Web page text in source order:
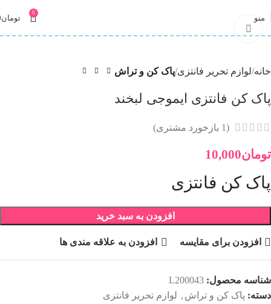
منو
0
تومان
خانه لوازم تحریر فانتزی پاک کن و تراش
پاک کن فانتزی ایموجی لبخند
(
1 بازخورد مشتری)
تومان10,000
پاک کن فانتزی
افزودن به سبد خرید
افزودن برای مقایسه افزودن به علاقه مندی ها
شناسه محصول: L200043
دسته: پاک کن و تراش , لوازم تحریر فانتزی